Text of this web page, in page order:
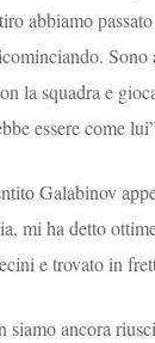
abbiamo
la squadra e
essere come
Galabinov
mi ha detto
e trovato in
siamo ancora